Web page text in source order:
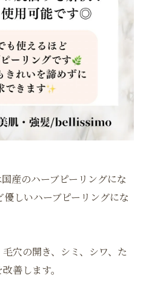
産のハーブピーリングにな
しいハーブピーリングにな
穴の開き、シミ、シワ、た
善します。